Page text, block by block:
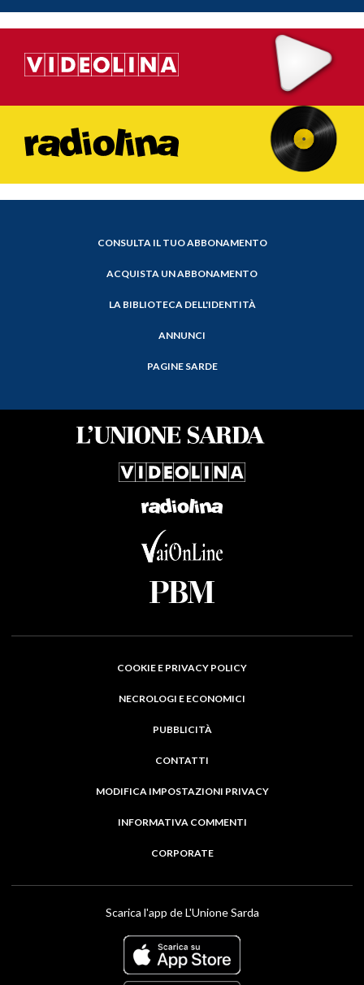
CONSULTA IL TUO ABBONAMENTO
ACQUISTA UN ABBONAMENTO
LA BIBLIOTECA DELL'IDENTITÀ
ANNUNCI
PAGINE SARDE
COOKIE E PRIVACY POLICY
NECROLOGI E ECONOMICI
PUBBLICITÀ
CONTATTI
MODIFICA IMPOSTAZIONI PRIVACY
INFORMATIVA COMMENTI
CORPORATE
Scarica l'app de L'Unione Sarda